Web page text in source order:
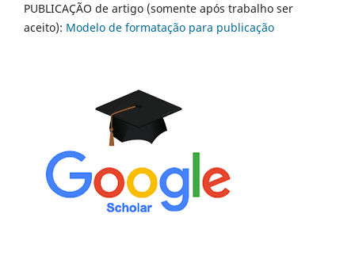
PUBLICAÇÃO de artigo (somente após trabalho ser
aceito): Modelo de formatação para publicação